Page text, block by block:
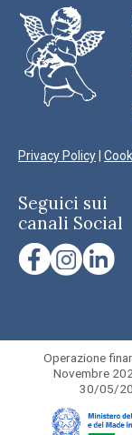
Privacy Policy
Seguici sui
canali Social
Operazione
Novembre
30/05/